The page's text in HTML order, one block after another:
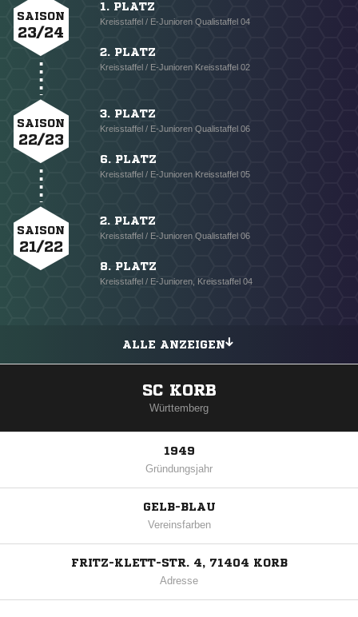
SAISON
23/24
1. PLATZ
Kreisstaffel / E-Junioren Qualistaffel 04
2. PLATZ
Kreisstaffel / E-Junioren Kreisstaffel 02
SAISON
22/23
3. PLATZ
Kreisstaffel / E-Junioren Qualistaffel 06
6. PLATZ
Kreisstaffel / E-Junioren Kreisstaffel 05
SAISON
21/22
2. PLATZ
Kreisstaffel / E-Junioren Qualistaffel 06
8. PLATZ
Kreisstaffel / E-Junioren, Kreisstaffel 04
ALLE ANZEIGEN
SC KORB
Württemberg
1949
Gründungsjahr
GELB-BLAU
Vereinsfarben
FRITZ-KLETT-STR. 4, 71404 KORB
Adresse